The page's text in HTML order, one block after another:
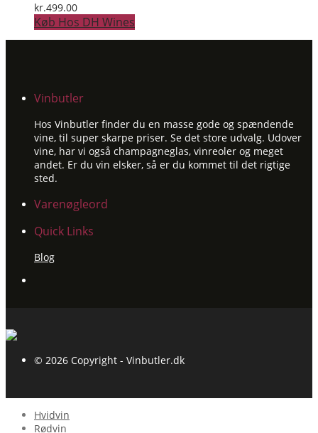
kr.499.00
Køb Hos DH Wines
Vinbutler
Hos Vinbutler finder du en masse gode og spændende
vine, til super skarpe priser. Se det store udvalg. Udover
vine, har vi også champagneglas, vinreoler og meget
andet. Er du vin elsker, så er du kommet til det rigtige
sted.
Varenøgleord
Quick Links
Blog
© 2026 Copyright - Vinbutler.dk
Hvidvin
Rødvin